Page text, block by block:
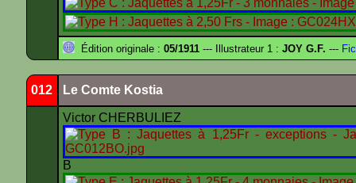
Édition originale : 05/1911 --- Illustrateur 1 : JOY G.F. ---
012 Le Comte Kostia
Victor CHERBULIEZ
B